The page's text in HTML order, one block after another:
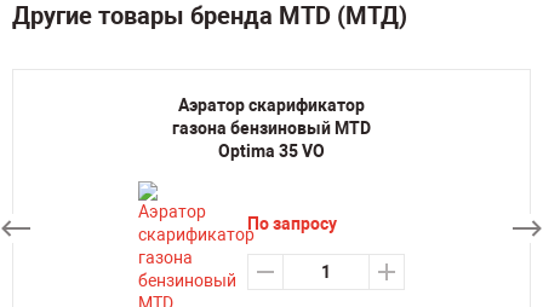
Другие товары бренда MTD (МТД)
Аэратор скарификатор
газона бензиновый MTD
Optima 35 VO
По запросу